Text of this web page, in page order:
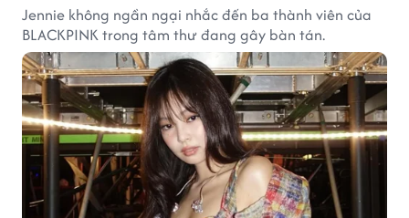
Jennie không ngần ngại nhắc đến ba thành viên của
BLACKPINK trong tâm thư đang gây bàn tán.